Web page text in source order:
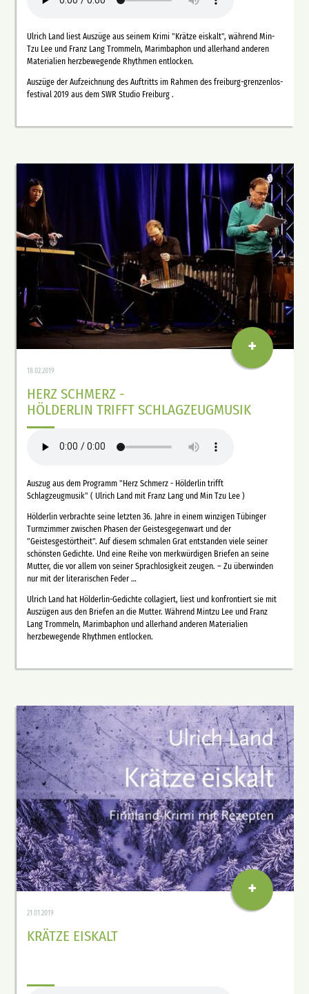
Ulrich Land liest Auszüge aus seinem Krimi "Krätze eiskalt", während Min-
Tzu Lee und Franz Lang Trommeln, Marimbaphon und allerhand anderen
Materialien herzbewegende Rhythmen entlocken.
Auszüge der Aufzeichnung des Auftritts im Rahmen des freiburg-grenzenlos-
festival 2019 aus dem SWR Studio Freiburg .
18.02.2019
HERZ SCHMERZ -
HÖLDERLIN TRIFFT SCHLAGZEUGMUSIK
Auszug aus dem Programm "Herz Schmerz - Hölderlin trifft
Schlagzeugmusik" ( Ulrich Land mit Franz Lang und Min Tzu Lee )
Hölderlin verbrachte seine letzten 36. Jahre in einem winzigen Tübinger
Turmzimmer zwischen Phasen der Geistesgegenwart und der
"Geistesgestörtheit". Auf diesem schmalen Grat entstanden viele seiner
schönsten Gedichte. Und eine Reihe von merkwürdigen Briefen an seine
Mutter, die vor allem von seiner Sprachlosigkeit zeugen. – Zu überwinden
nur mit der literarischen Feder …
Ulrich Land hat Hölderlin-Gedichte collagiert, liest und konfrontiert sie mit
Auszügen aus den Briefen an die Mutter. Während Mintzu Lee und Franz
Lang Trommeln, Marimbaphon und allerhand anderen Materialien
herzbewegende Rhythmen entlocken.
+
21.01.2019
KRÄTZE EISKALT
+